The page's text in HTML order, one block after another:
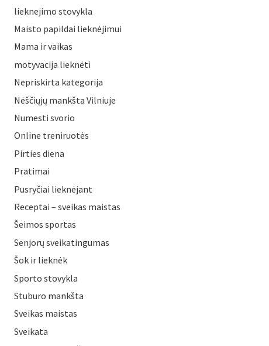
lieknejimo stovykla
Maisto papildai lieknėjimui
Mama ir vaikas
motyvacija lieknėti
Nepriskirta kategorija
Nėščiųjų mankšta Vilniuje
Numesti svorio
Online treniruotės
Pirties diena
Pratimai
Pusryčiai lieknėjant
Receptai – sveikas maistas
Šeimos sportas
Senjorų sveikatingumas
Šok ir lieknėk
Sporto stovykla
Stuburo mankšta
Sveikas maistas
Sveikata